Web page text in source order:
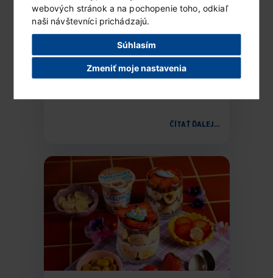
webových stránok a na pochopenie toho, odkiaľ
naši návštevníci prichádzajú.
Súhlasím
Zmeniť moje nastavenia
Mrazený Lipánek s ovocím
a čokoládou
ČÍTAŤ ĎALEJ...